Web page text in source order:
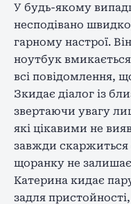
У будь-якому
несподівано
гарному настрої.
ноутбук
всі повідомлення,
Зкидає діалог із
звертаючи увагу
які цікавими не
завжди скаржиться
щоранку не
Катерина кидає
задля